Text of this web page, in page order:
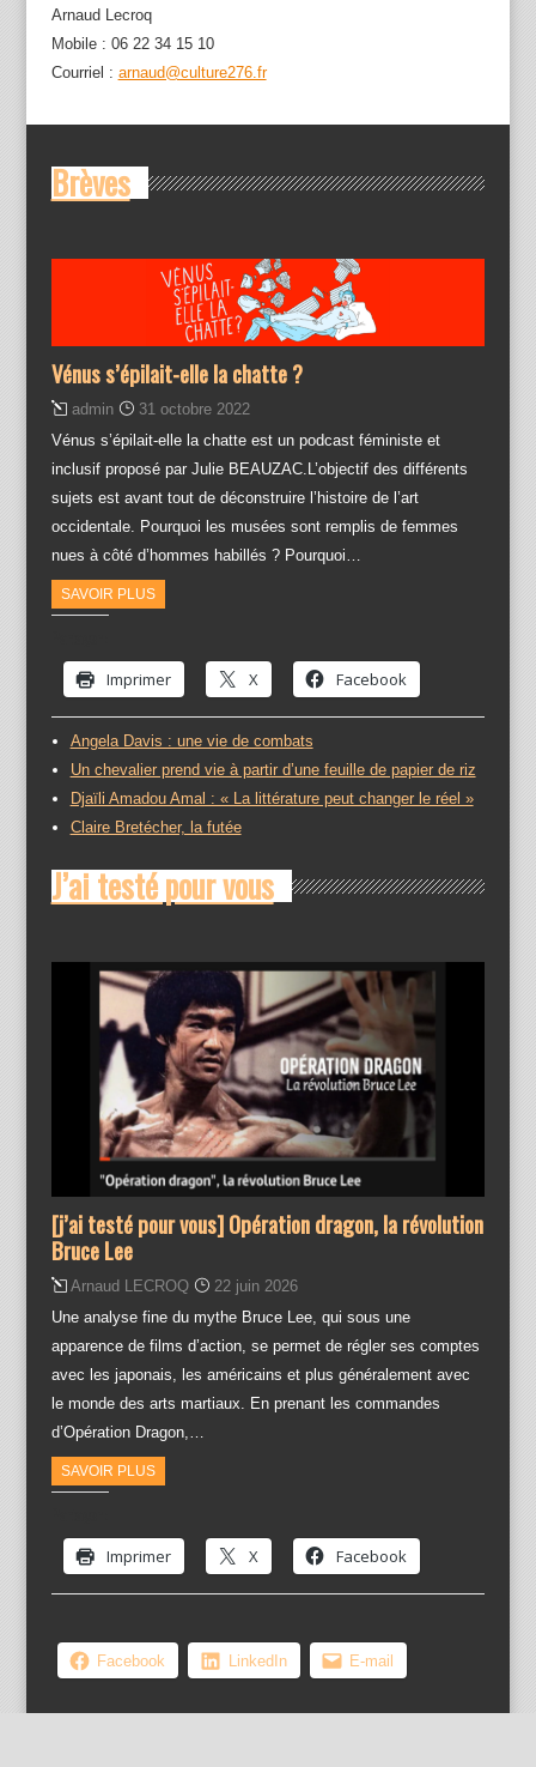
Arnaud Lecroq
Mobile : 06 22 34 15 10
Courriel : arnaud@culture276.fr
Brèves
Vénus s’épilait-elle la chatte ?
admin
31 octobre 2022
Vénus s’épilait-elle la chatte est un podcast féministe et
inclusif proposé par Julie BEAUZAC.L’objectif des différents
sujets est avant tout de déconstruire l’histoire de l’art
occidentale. Pourquoi les musées sont remplis de femmes
nues à côté d’hommes habillés ? Pourquoi…
SAVOIR PLUS
Imprimer X Facebook
Angela Davis : une vie de combats
Un chevalier prend vie à partir d’une feuille de papier de riz
Djaïli Amadou Amal : « La littérature peut changer le réel »
Claire Bretécher, la futée
J’ai testé pour vous
[j’ai testé pour vous] Opération dragon, la révolution
Bruce Lee
Arnaud LECROQ
22 juin 2026
Une analyse fine du mythe Bruce Lee, qui sous une
apparence de films d’action, se permet de régler ses comptes
avec les japonais, les américains et plus généralement avec
le monde des arts martiaux. En prenant les commandes
d’Opération Dragon,…
SAVOIR PLUS
Imprimer X Facebook
Facebook LinkedIn E-mail